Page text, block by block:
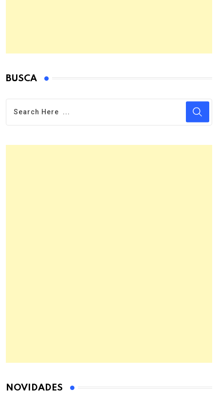
BUSCA
NOVIDADES